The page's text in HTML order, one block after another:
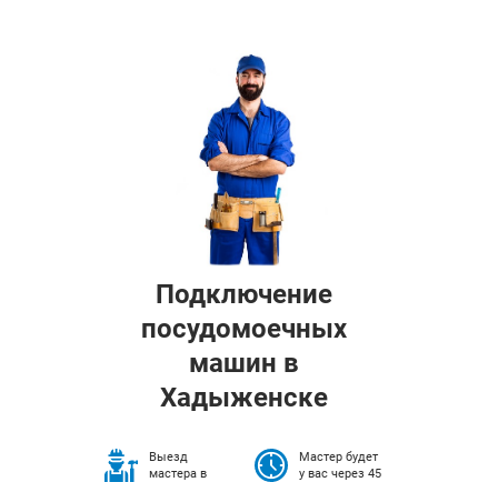
Подключение
посудомоечных
машин в
Хадыженске
Выезд
мастера в
Мастер будет
у вас через 45